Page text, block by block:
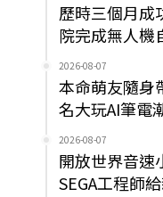
歷時三個月成
院完成無人機
2026-08-07
本命萌友隨身
名大玩AI筆電
2026-08-07
開放世界音速
SEGA工程師